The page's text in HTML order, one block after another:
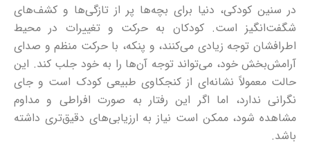
در سنین کودکی، دنیا برای بچه‌ها پر از تازگی‌ها و کشف‌های
شگفت‌انگیز است. کودکان به حرکت و تغییرات در محیط
اطرافشان توجه زیادی می‌کنند، و پنکه، با حرکت منظم و صدای
آرامش‌بخش خود، می‌تواند توجه آن‌ها را به خود جلب کند. این
حالت معمولاً نشانه‌ای از کنجکاوی طبیعی کودک است و جای
نگرانی ندارد، اما اگر این رفتار به صورت افراطی و مداوم
مشاهده شود، ممکن است نیاز به ارزیابی‌های دقیق‌تری داشته
باشد.